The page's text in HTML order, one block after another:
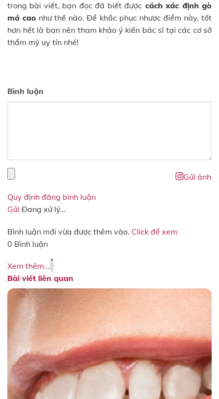
trong bài viết, bạn đọc đã biết được cách xác định gò
má cao như thế nào. Để khắc phục nhược điểm này, tốt
hơn hết là bạn nên tham khảo ý kiến bác sĩ tại các cơ sở
thẩm mỹ uy tín nhé!
Bình luận
Gửi ảnh
Quy định đăng bình luận
Gửi Đang xử lý...
Bình luận mới vừa được thêm vào. Click để xem
0 Bình luận
Xem thêm...
Bài viết liên quan